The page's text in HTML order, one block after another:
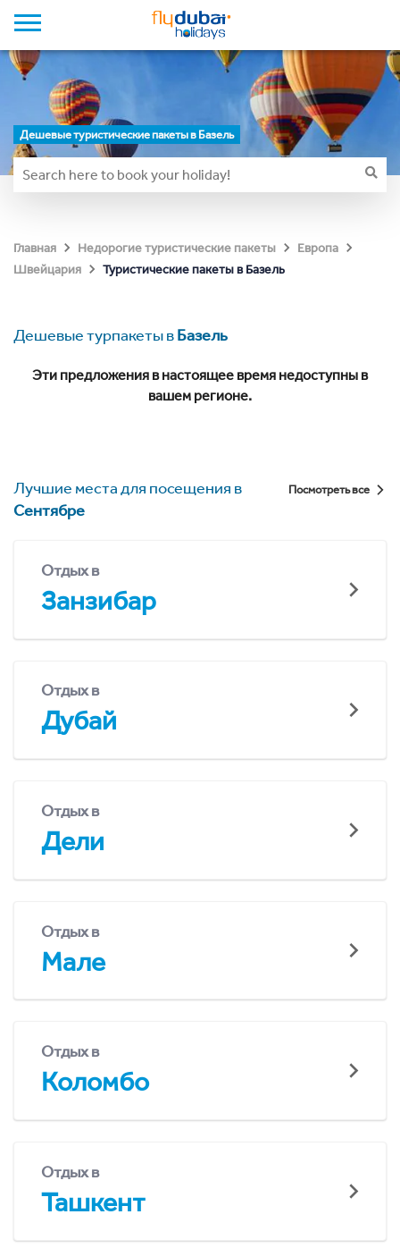
Дешевые туристические пакеты в Базель
Главная Недорогие туристические пакеты
Европа
Швейцария
Туристические пакеты в Базель
Дешевые турпакеты вБазель
Эти предложения в настоящее время недоступны в
вашем регионе.
Лучшие места для посещения в
Сентябре
Посмотреть все
Отдых в
Занзибар
Отдых в
Дубай
Отдых в
Дели
Отдых в
Мале
Отдых в
Коломбо
Отдых в
Ташкент